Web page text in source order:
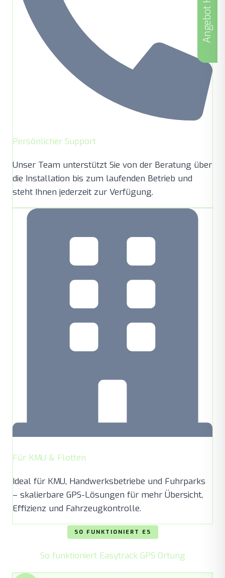
Persönlicher Support
Unser Team unterstützt Sie von der Beratung über
die Installation bis zum laufenden Betrieb und
steht Ihnen jederzeit zur Verfügung.
Für KMU & Flotten
Ideal für KMU, Handwerksbetriebe und Fuhrparks
– skalierbare GPS-Lösungen für mehr Übersicht,
Effizienz und Fahrzeugkontrolle.
SO FUNKTIONIERT ES
So funktioniert Easytrack GPS Ortung